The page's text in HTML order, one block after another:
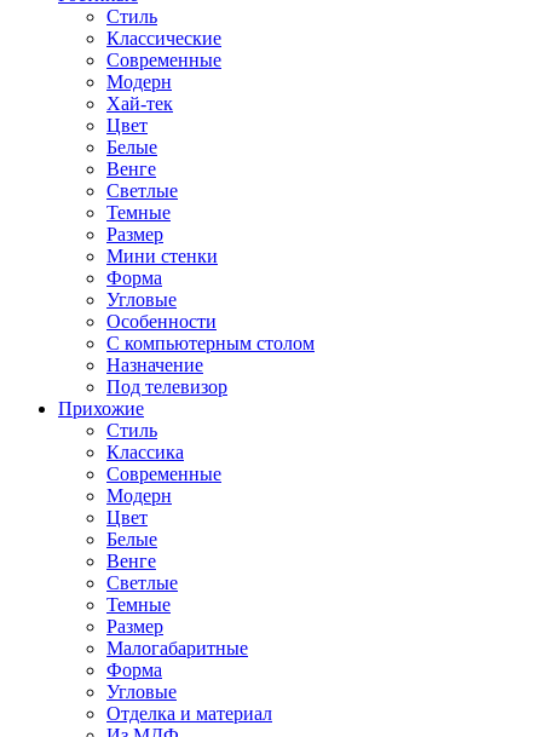
Стиль
Классические
Современные
Модерн
Хай-тек
Цвет
Белые
Венге
Светлые
Темные
Размер
Мини стенки
Форма
Угловые
Особенности
С компьютерным столом
Назначение
Под телевизор
Прихожие
Стиль
Классика
Современные
Модерн
Цвет
Белые
Венге
Светлые
Темные
Размер
Малогабаритные
Форма
Угловые
Отделка и материал